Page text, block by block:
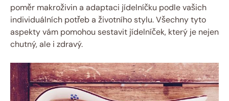
poměr makroživin a adaptaci jídelníčku podle vašich
individuálních potřeb a životního stylu. Všechny tyto
aspekty vám pomohou sestavit jídelníček, který je nejen
chutný, ale i zdravý.